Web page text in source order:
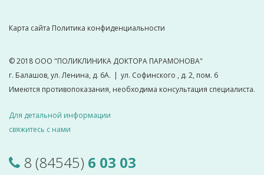
Карта сайта Политика конфиденциальности
© 2018 ООО "ПОЛИКЛИНИКА ДОКТОРА ПАРАМОНОВА"
г. Балашов, ул. Ленина, д. 6А. | ул. Софинского , д. 2, пом. 6
Имеются противопоказания, необходима консультация специалиста.
Для детальной информации
свяжитесь с нами
8 (84545) 6 03 03